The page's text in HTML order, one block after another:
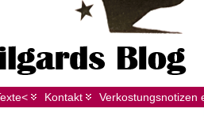
Kontakt Verkostungsnotizen